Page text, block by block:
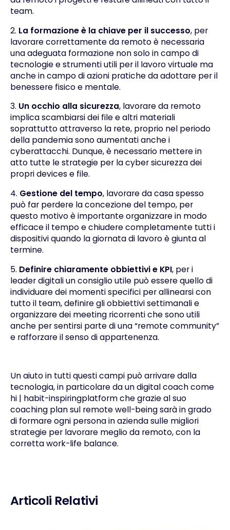
team.
2. La formazione è la chiave per il successo, per
lavorare correttamente da remoto è necessaria
una adeguata formazionenon solo in campo di
tecnologie e strumenti utili per il lavoro virtuale ma
anche in campo di azioni pratiche da adottare per il
benessere fisico e mentale.
3. Un occhio alla sicurezza, lavorare da remoto
implica scambiarsi dei file e altri materiali
soprattutto attraverso la rete, proprio nel periodo
della pandemia sono aumentati anche i
cyberattacchi. Dunque, è necessario mettere in
atto tutte le strategie per lacyber sicurezzadei
propri devices e file.
4. Gestione del tempo, lavorare da casa spesso
può far perdere la concezione del tempo, per
questo motivo è importanteorganizzare in modo
efficace il tempoe chiudere completamente tutti i
dispositivi quando la giornata di lavoro è giunta al
termine.
5. Definire chiaramente obbiettivi e KPI, per i
leader digitaliun consiglio utile può essere quello di
individuare dei momenti specifici per allinearsi con
tutto il team, definire gli obbiettivi settimanali e
organizzare dei meeting ricorrenti che sono utili
anche per sentirsi parte di una “remote community”
e rafforzare il senso di appartenenza.
Un aiuto in tutti questi campi può arrivare dalla
tecnologia, in particolare da un digital coach come
hi | habit-inspiringplatformche grazie al suo
coaching plan sul remote well-being sarà in grado
di formare ogni persona in azienda sulle migliori
strategie per lavorare meglio da remoto, con la
corretta work-life balance.
Articoli Relativi